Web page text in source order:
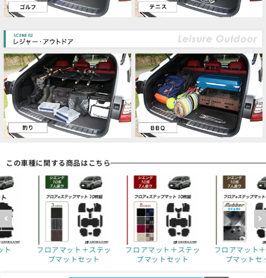
この車種に関する商品はこちら
テッ
フロアマット＋ステッ
プマットセット
フロアマット＋ステッ
プマットセット
トランクマ